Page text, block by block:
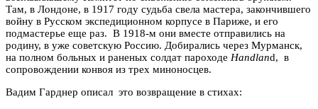
Там, в Лондоне, в 1917 году судьба свела мастера, закончившего
войну в Русском экспедиционном корпусе в Париже, и его
подмастерье еще раз. В 1918-м они вместе отправились на
родину, в уже советскую Россию. Добирались через Мурманск,
на полном больных и раненых солдат пароходе Handland, в
сопровождении конвоя из трех миноносцев.
Вадим Гарднер описал это возвращение в стихах: